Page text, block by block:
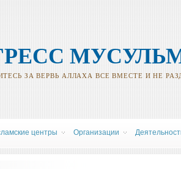
ЗА ВЕРВЬ АЛЛАХА ВСЕ ВМЕСТЕ И НЕ
центры Oрганизации